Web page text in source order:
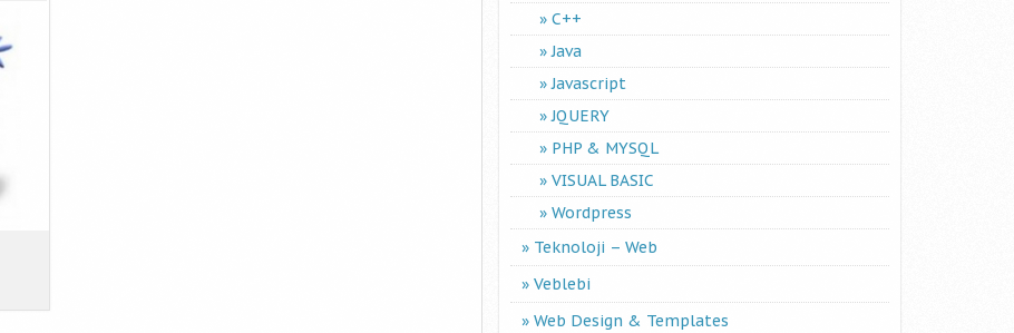
C++
Java
Javascript
JQUERY
PHP & MYSQL
VISUAL BASIC
Wordpress
Teknoloji – Web
Veblebi
Web Design & Templates